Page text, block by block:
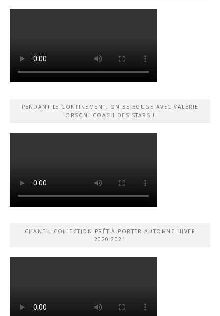
PENDANT LE CONFINEMENT, ON SE BOUGE AVEC VALÉRIE
ORSONI COACH DES STARS !
CHANEL, COLLECTION PRÊT-À-PORTER AUTOMNE-HIVER
2020-2021